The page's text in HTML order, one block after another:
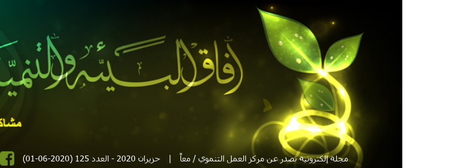
مجلة إلكترونية تصدر عن مركز العمل التنموي / معاً | حزيران 2020 - العدد 125 (2020-06-01)